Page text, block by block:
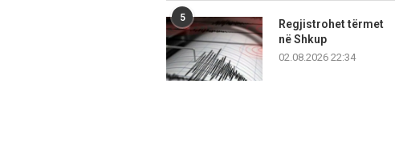
5
Regjistrohet tërmet
në Shkup
02.08.2026 22:34